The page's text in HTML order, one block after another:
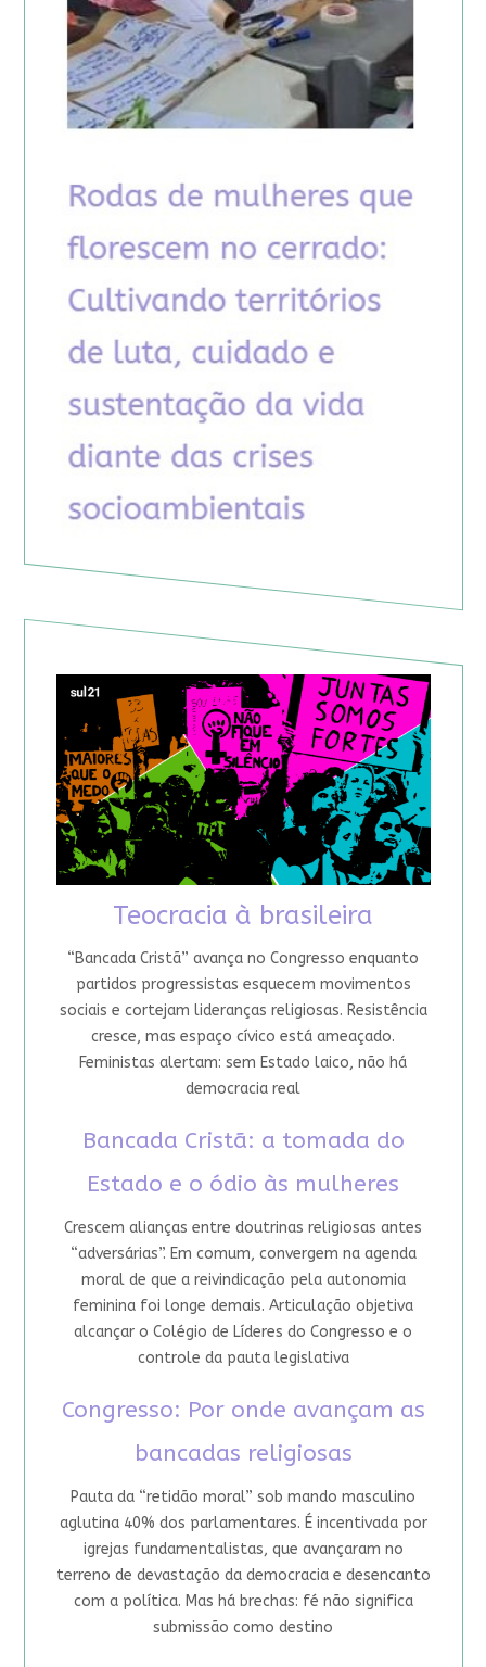
Teocracia à brasileira
“Bancada Cristã” avança no Congresso enquanto
partidos progressistas esquecem movimentos
sociais e cortejam lideranças religiosas. Resistência
cresce, mas espaço cívico está ameaçado.
Feministas alertam: sem Estado laico, não há
democracia real
Bancada Cristã: a tomada do
Estado e o ódio às mulheres
Crescem alianças entre doutrinas religiosas antes
“adversárias”. Em comum, convergem na agenda
moral de que a reivindicação pela autonomia
feminina foi longe demais. Articulação objetiva
alcançar o Colégio de Líderes do Congresso e o
controle da pauta legislativa
Congresso: Por onde avançam as
bancadas religiosas
Pauta da “retidão moral” sob mando masculino
aglutina 40% dos parlamentares. É incentivada por
igrejas fundamentalistas, que avançaram no
terreno de devastação da democracia e desencanto
com a política. Mas há brechas: fé não significa
submissão como destino